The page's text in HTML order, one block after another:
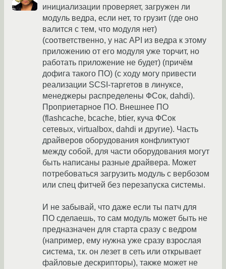
инициализации проверяет, загружен ли
модуль ведра, если нет, то грузит (где оно
валится с тем, что модуля нет)
(соответственно, у нас API из ведра к этому
приложению от его модуля уже торчит, но
работать приложение не будет) (причём
дофига такого ПО) (с ходу могу привести
реализации SCSI-таргетов в линуксе,
менеджеры распределены ФСок, dahdi).
Проприетарное ПО. Внешнее ПО
(flashcache, bcache, btier, куча ФСок
сетевых, virtualbox, dahdi и другие). Часть
драйверов оборудования конфликтуют
между собой, для части оборудования могут
быть написаны разные драйвера. Может
потребоваться загрузить модуль с вербозом
или спец фитчей без перезапуска системы.
И не забывай, что даже если ты патч для
ПО сделаешь, то сам модуль может быть не
предназначен для старта сразу с ведром
(например, ему нужна уже сразу взрослая
система, т.к. он лезет в сеть или открывает
файловые дескрипторы), также может не